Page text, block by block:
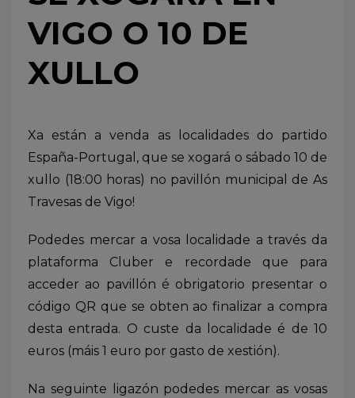
VIGO O 10 DE
XULLO
Xa están a venda as localidades do partido
España-Portugal, que se xogará o sábado 10 de
xullo (18:00 horas) no pavillón municipal de As
Travesas de Vigo!
Podedes mercar a vosa localidade a través da
plataforma Cluber e recordade que para
acceder ao pavillón é obrigatorio presentar o
código QR que se obten ao finalizar a compra
desta entrada. O custe da localidade é de 10
euros (máis 1 euro por gasto de xestión).
Na seguinte ligazón podedes mercar as vosas